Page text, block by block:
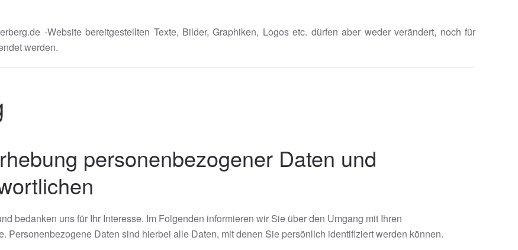
-Website bereitgestellten Texte, Bilder, Graphiken, Logos etc. dürfen aber weder verändert, noch für
werden.
personenbezogener Daten und
bedanken uns für Ihr Interesse. Im Folgenden informieren wir Sie über den Umgang mit Ihren
Personenbezogene Daten sind hierbei alle Daten, mit denen Sie persönlich identifiziert werden können.